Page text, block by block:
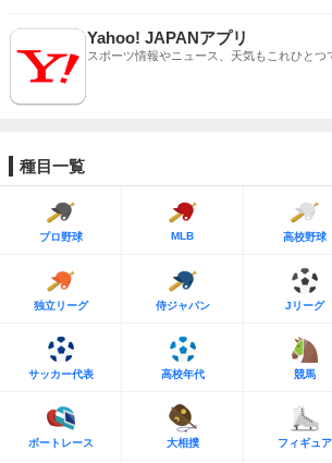
Yahoo! JAPANアプリ
スポーツ情報やニュース、天気もこれひとつ
種目一覧
プロ野球 MLB 高校野球
独立リーグ 侍ジャパン Jリーグ
サッカー代表 高校年代 競馬
ボートレース 大相撲 フィギュア